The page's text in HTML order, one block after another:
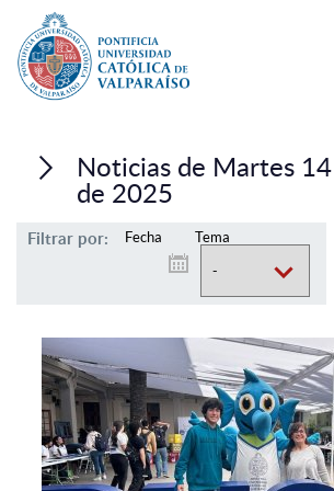
Investigación, Creación e Innovación
Vinculación con el Medio
Admisión
Pregrado
Postgrado
Formación Continua
Noticias de Martes
de 2025
Filtrar por: Fecha Tema